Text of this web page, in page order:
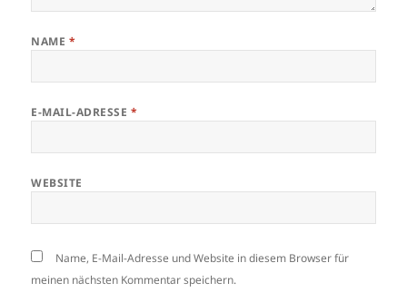
NAME *
E-MAIL-ADRESSE *
WEBSITE
Name, E-Mail-Adresse und Website in diesem Browser für
meinen nächsten Kommentar speichern.